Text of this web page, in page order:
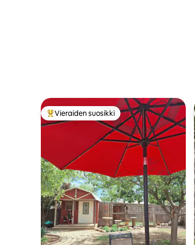
Vieraiden suosikkien parhaimmistoa
Vieraiden suosikki